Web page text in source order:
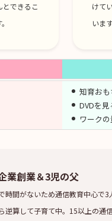
とできるこ
けて
います
知育お
DVDを
ワーク
業創業＆3児の父
時間がないため通信教育中心で
逆算して子育て中。15以上の通